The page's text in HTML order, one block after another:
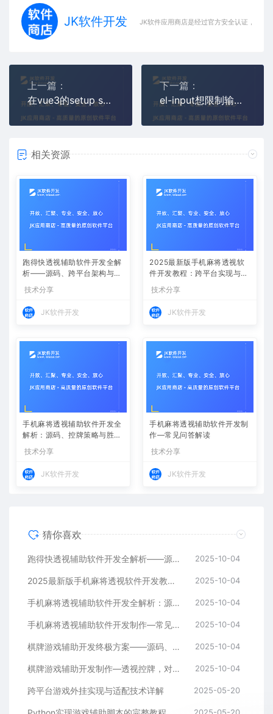
JK软件开发 JK软件应用商店是经过官方安全认证，保障
上一篇：
在vue3的setup script中，有什么办法手动指定暴露给template的属性？
下一篇：
el-input想限制输入--英文键盘相关(如撰写js 条件表达式，怕输入中文引号、括号这些)，正则匹配输入，如何实现？
相关资源
跑得快透视辅助软件开发全解
析——源码、跨平台架构与控
技术分享
JK软件开发
2025最新版手机麻将透视软
件开发教程：跨平台实现与安
技术分享
JK软件开发
手机麻将透视辅助软件开发全
解析：源码、控牌策略与胜率
调节
技术分享
JK软件开发
手机麻将透视辅助软件开发制
作—常见问答解读
技术分享
JK软件开发
猜你喜欢
跑得快透视辅助软件开发全解析——源码、跨平台架构与控牌算法 2025-10-04
2025最新版手机麻将透视软件开发教程：跨平台实现与安全防封方案 2025-10-04
手机麻将透视辅助软件开发全解析：源码、控牌策略与胜率调节 2025-10-04
手机麻将透视辅助软件开发制作—常见问答解读 2025-10-04
棋牌游戏辅助开发终极方案——源码、架构与算法全解析 2025-10-04
棋牌游戏辅助开发制作—透视控牌，对局胜率调节源码解析与逻辑全流程 2025-10-04
跨平台游戏外挂实现与适配技术详解 2025-05-20